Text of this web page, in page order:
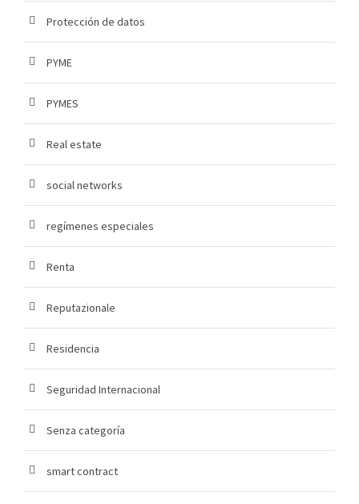
Protección de datos
PYME
PYMES
Real estate
social networks
regímenes especiales
Renta
Reputazionale
Residencia
Seguridad Internacional
Senza categoría
smart contract